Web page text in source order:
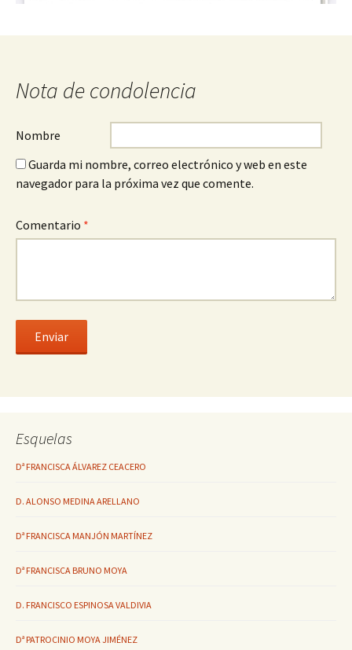
Nota de condolencia
Nombre
Guarda mi nombre, correo electrónico y web en este
navegador para la próxima vez que comente.
Comentario *
Esquelas
Dª FRANCISCA ÁLVAREZ CEACERO
D. ALONSO MEDINA ARELLANO
Dª FRANCISCA MANJÓN MARTÍNEZ
Dª FRANCISCA BRUNO MOYA
D. FRANCISCO ESPINOSA VALDIVIA
Dª PATROCINIO MOYA JIMÉNEZ